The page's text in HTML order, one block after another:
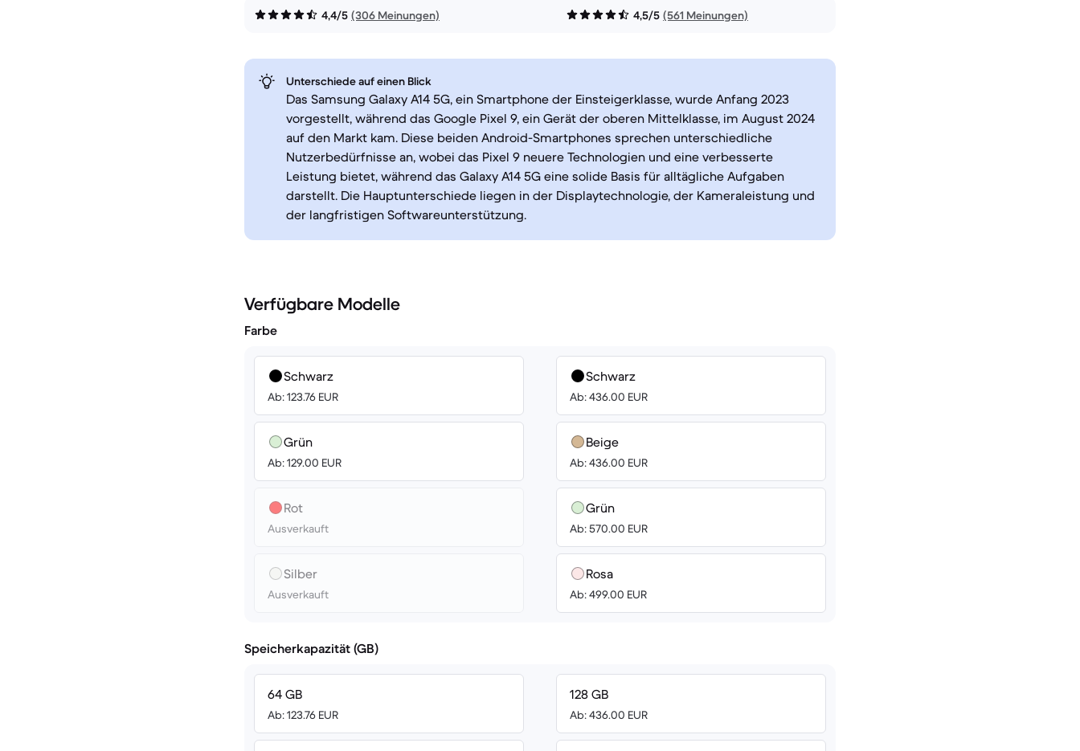
4,4/5 (306 Meinungen) 4,5/5 (561 Meinungen)
Unterschiede auf einen Blick
Das Samsung Galaxy A14 5G, ein Smartphone der Einsteigerklasse, wurde Anfang 2023
vorgestellt, während das Google Pixel 9, ein Gerät der oberen Mittelklasse, im August 2024
auf den Markt kam. Diese beiden Android-Smartphones sprechen unterschiedliche
Nutzerbedürfnisse an, wobei das Pixel 9 neuere Technologien und eine verbesserte
Leistung bietet, während das Galaxy A14 5G eine solide Basis für alltägliche Aufgaben
darstellt. Die Hauptunterschiede liegen in der Displaytechnologie, der Kameraleistung und
der langfristigen Softwareunterstützung.
Verfügbare Modelle
Farbe
Schwarz
Ab: 123.76 EUR
Grün
Ab: 129.00 EUR
Rot
Ausverkauft
Silber
Ausverkauft
Schwarz
Ab: 436.00 EUR
Beige
Ab: 436.00 EUR
Grün
Ab: 570.00 EUR
Rosa
Ab: 499.00 EUR
Speicherkapazität (GB)
64 GB
Ab: 123.76 EUR
128 GB
Ab: 436.00 EUR